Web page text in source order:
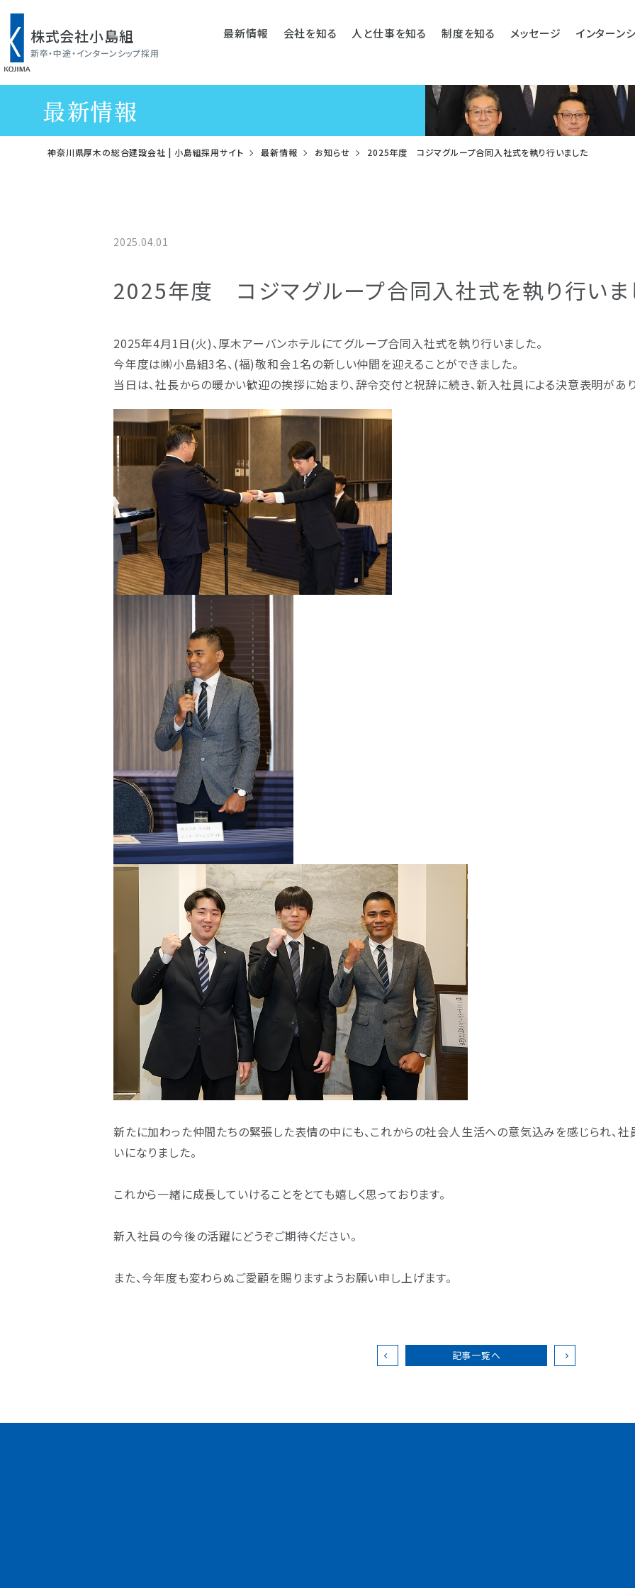
株式会社小島組
新卒・中途・インターンシップ採用
最新情報 会社を知る 人と仕事を知る 制度を知る メッセージ インターン
最新情報
神奈川県厚木の総合建設会社 | 小島組採用サイト 最新情報 お知らせ 2025年度 コジマグループ合同入社式を執り行いました
2025.04.01
2025年度 コジマグループ合同入社式を執り行いま
2025年4月1日(火)、厚木アーバンホテルにてグループ合同入社式を執り行いました。
今年度は㈱小島組3名、(福)敬和会１名の新しい仲間を迎えることができました。
当日は、社長からの暖かい歓迎の挨拶に始まり、辞令交付と祝辞に続き、新入社員による決意表明があ
新たに加わった仲間たちの緊張した表情の中にも、これからの社会人生活への意気込みを感じられ、
いになりました。
これから一緒に成長していけることをとても嬉しく思っております。
新入社員の今後の活躍にどうぞご期待ください。
また、今年度も変わらぬご愛顧を賜りますようお願い申し上げます。
記事一覧へ